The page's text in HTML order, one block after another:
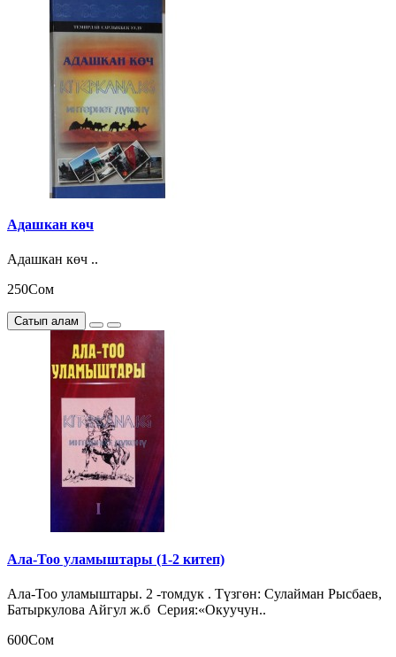
Адашкан көч
Адашкан көч ..
250Сом
Сатып алам
Ала-Тоо уламыштары (1-2 китеп)
Ала-Тоо уламыштары. 2 -томдук . Түзгөн: Сулайман Рысбаев,
Батыркулова Айгул ж.б Серия:«Окуучун..
600Сом